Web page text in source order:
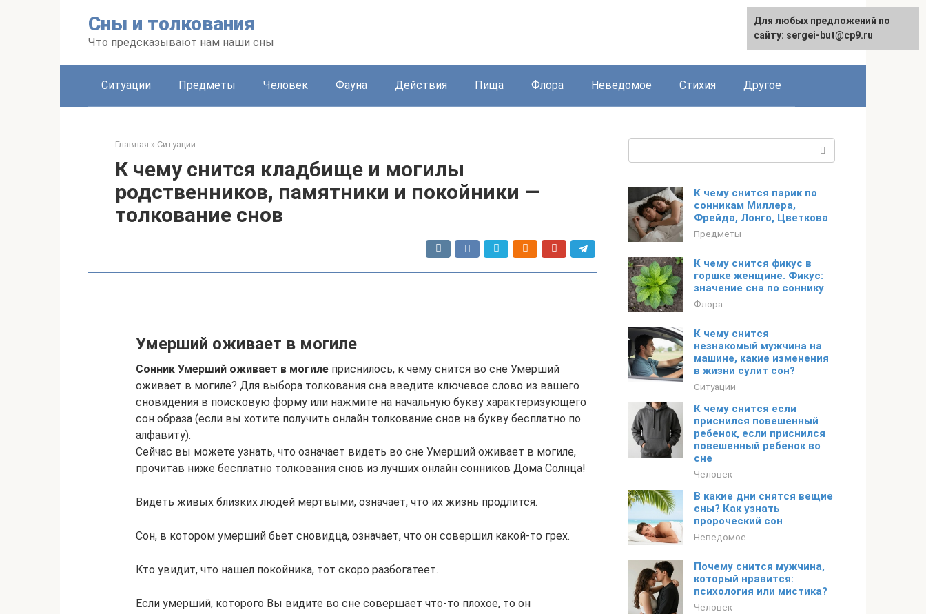
Сны и толкования
Что предсказывают нам наши сны
Ситуации Предметы Человек Фауна Действия Пища Флора Неведомое Стихия Другое
Главная » Ситуации
К чему снится кладбище и могилы
родственников, памятники и покойники —
толкование снов
Умерший оживает в могиле
Сонник Умерший оживает в могиле приснилось, к чему снится во сне Умерший
оживает в могиле? Для выбора толкования сна введите ключевое слово из вашего
сновидения в поисковую форму или нажмите на начальную букву характеризующего
сон образа (если вы хотите получить онлайн толкование снов на букву бесплатно по
алфавиту).
Сейчас вы можете узнать, что означает видеть во сне Умерший оживает в могиле,
прочитав ниже бесплатно толкования снов из лучших онлайн сонников Дома Солнца!
Видеть живых близких людей мертвыми, означает, что их жизнь продлится.
Сон, в котором умерший бьет сновидца, означает, что он совершил какой-то грех.
Кто увидит, что нашел покойника, тот скоро разбогатеет.
Если умерший, которого Вы видите во сне совершает что-то плохое, то он
К чему снится парик по
сонникам Миллера,
Фрейда, Лонго, Цветкова
Предметы
К чему снится фикус в
горшке женщине. Фикус:
значение сна по соннику
Флора
К чему снится
незнакомый мужчина на
машине, какие изменения
в жизни сулит сон?
Ситуации
К чему снится если
приснился повешенный
ребенок, если приснился
повешенный ребенок во
сне
Человек
В какие дни снятся вещие
сны? Как узнать
пророческий сон
Неведомое
Почему снится мужчина,
который нравится:
психология или мистика?
Человек
Для любых предложений по
сайту: sergei-but@cp9.ru